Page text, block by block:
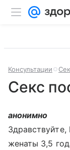
Консультации
Секс
анонимно
женаты 3,5